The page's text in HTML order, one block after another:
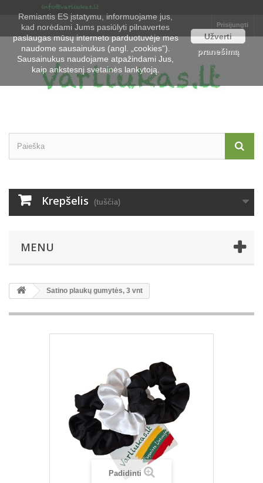
Prisijungti
Krepšelis (tuščia)
MENU
Satino plaukų gumytės, 3 vnt
Padidinti
Remiantis ES įstatymu, informuojame jus,
kad norėdami Jums pasiūlyti pilnavertes
paslaugas mūsų interneto parduotuvėje mes
naudome sausainukus (angl. „cookies“).
Sausainukus naudojame atpažindami Jus,
kaip ankstesnį svetainės lankytoją.
Užverti
pranešimą